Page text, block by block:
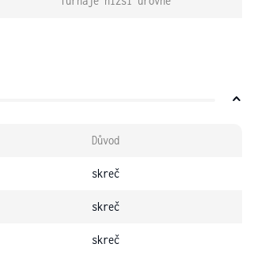
Důvod
skreč
skreč
skreč